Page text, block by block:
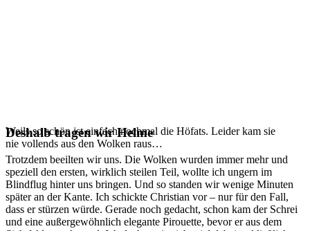
Weils so schön ist einfach nochmal die Höfats. Leider kam sie
nie vollends aus den Wolken raus…
Deshalb tragen wir Helme
Trotzdem beeilten wir uns. Die Wolken wurden immer mehr und
speziell den ersten, wirklich steilen Teil, wollte ich ungern im
Blindflug hinter uns bringen. Und so standen wir wenige Minuten
später an der Kante. Ich schickte Christian vor – nur für den Fall,
dass er stürzen würde. Gerade noch gedacht, schon kam der Schrei
und eine außergewöhnlich elegante Pirouette, bevor er aus dem